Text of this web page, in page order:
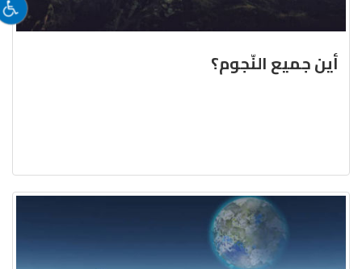
أين جميع النّجوم؟